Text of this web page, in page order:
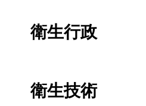
衛生行政
衛生技術